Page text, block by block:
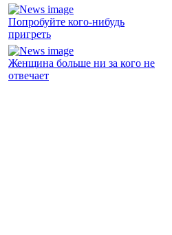
Попробуйте кого-нибудь
пригреть
Женщина больше ни за кого не
отвечает